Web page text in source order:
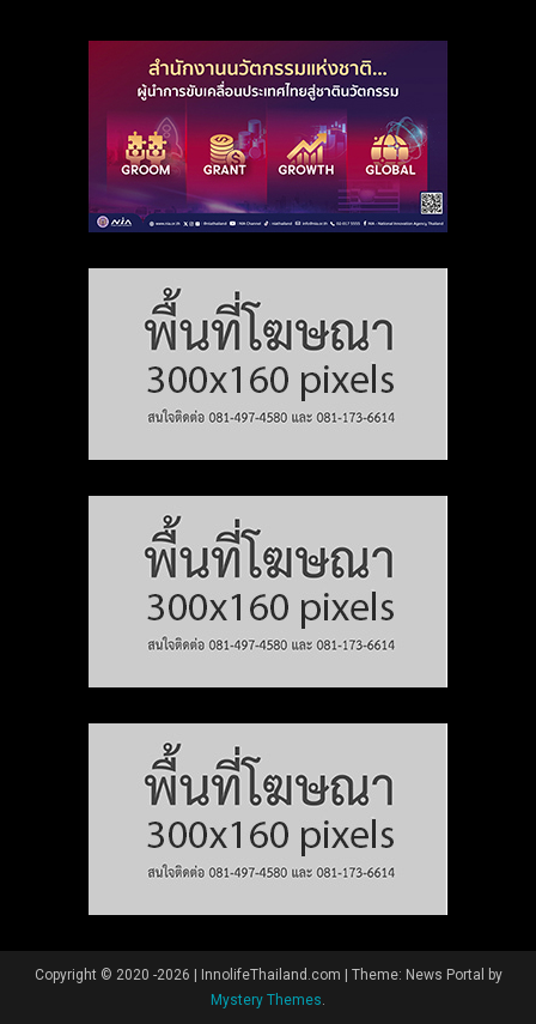
Copyright © 2020 -2026 | InnolifeThailand.com
Theme: News Portal by
Mystery Themes.